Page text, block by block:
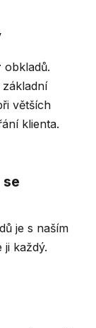
obkladů.
větších
klienta.
je s naším
ji každý.